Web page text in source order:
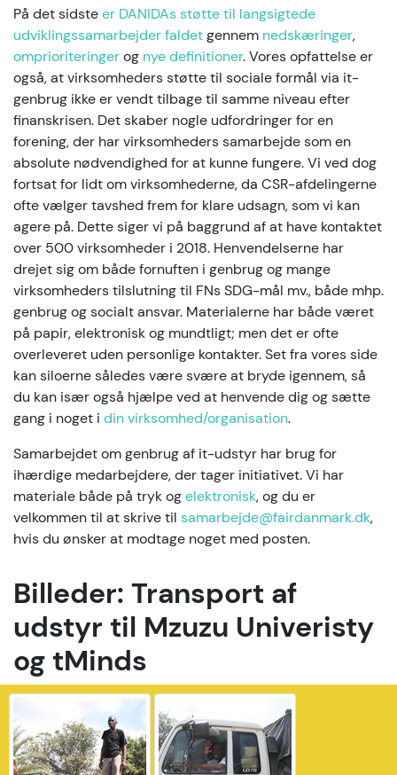
På det sidsteer DANIDAs støtte til langsigtede
udviklingssamarbejder faldetgennem nedskæringer,
omprioriteringerog nye definitioner. Vores opfattelse er
også, at virksomheders støtte til sociale formål via it-
genbrug ikke er vendt tilbage til samme niveau efter
finanskrisen. Det skaber nogle udfordringer for en
forening, der har virksomheders samarbejde som en
absolute nødvendighed for at kunne fungere. Vi ved dog
fortsat for lidt om virksomhederne, da CSR-afdelingerne
ofte vælger tavshed frem for klare udsagn, som vi kan
agere på. Dette siger vi på baggrund af at have kontaktet
over 500 virksomheder i 2018. Henvendelserne har
drejet sig om både fornuften i genbrug og mange
virksomheders tilslutning til FNs SDG-mål mv., både mhp.
genbrug og socialt ansvar. Materialerne har både været
på papir, elektronisk og mundtligt; men det er ofte
overleveret uden personlige kontakter. Set fra vores side
kan siloerne således være svære at bryde igennem, så
du kan især også hjælpe ved at henvende dig og sætte
gang i noget i din virksomhed/organisation.
Samarbejdet om genbrug af it-udstyr har brug for
ihærdige medarbejdere, der tager initiativet. Vi har
materiale både på tryk ogelektronisk, og du er
velkommen til at skrive til samarbejde@fairdanmark.dk,
hvis du ønsker at modtage noget med posten.
Billeder: Transport af
udstyr til Mzuzu Univeristy
og tMinds